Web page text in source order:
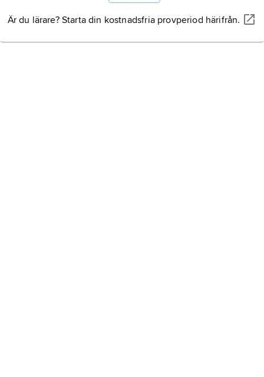
Är du lärare? Starta din kostnadsfria provperiod härifrån.